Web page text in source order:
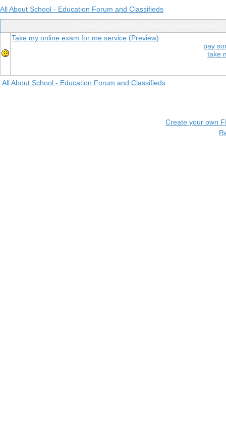
All About School - Education Forum and Classifieds
pay
take
Take my online exam for me service (Preview)
All About School - Education Forum and Classifieds
Create your own